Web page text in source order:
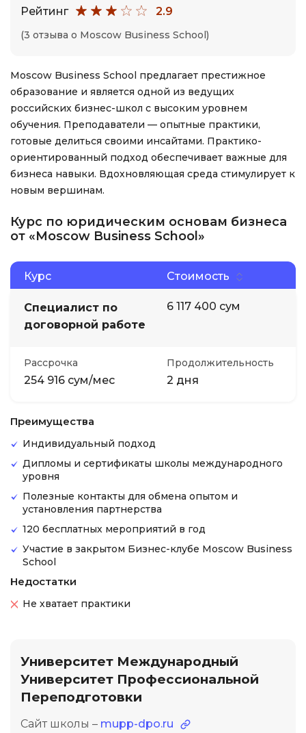
Рейтинг 2.9
(3 отзыва о Moscow Business School)
Moscow Business School предлагает престижное
образование и является одной из ведущих
российских бизнес-школ с высоким уровнем
обучения. Преподаватели — опытные практики,
готовые делиться своими инсайтами. Практико-
ориентированный подход обеспечивает важные для
бизнеса навыки. Вдохновляющая среда стимулирует к
новым вершинам.
Курс по юридическим основам бизнеса
от «Moscow Business School»
Курс Стоимость
Специалист по
договорной работе
6 117 400 сум
Рассрочка
254 916 сум/мес
Продолжительность
2 дня
Преимущества
Индивидуальный подход
Дипломы и сертификаты школы международного
уровня
Полезные контакты для обмена опытом и
установления партнерства
120 бесплатных мероприятий в год
Участие в закрытом Бизнес-клубе Moscow Business
School
Недостатки
Не хватает практики
Университет Международный
Университет Профессиональной
Переподготовки
Сайт школы – mupp-dpo.ru